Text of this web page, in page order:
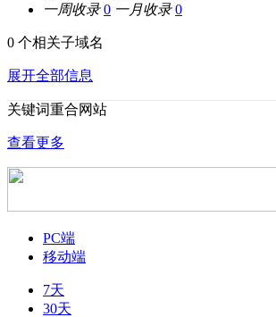
一周收录 0 一月收录 0
0 个相关子域名
展开全部信息
关键词重合网站
查看更多
PC端
移动端
7天
30天